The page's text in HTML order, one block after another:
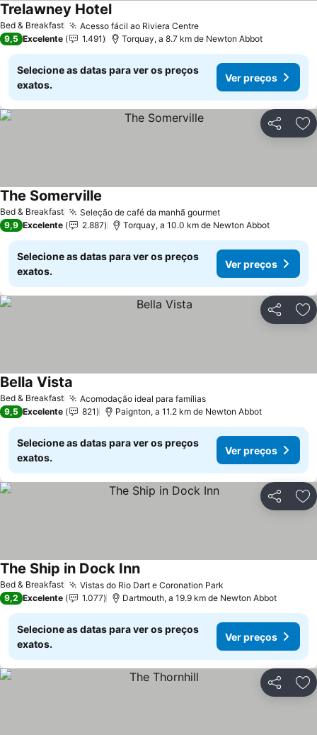
Bed & Breakfast Acesso fácil ao Riviera Centre
Trelawney Hotel
9,5 Excelente 1.491 Torquay, a 8.7 km de Newton Abbot
Selecione as datas para ver os preços
exatos.
Ver preços
Partilhar
Bed & Breakfast Seleção de café da manhã gourmet
The Somerville
9,9 Excelente 2.887 Torquay, a 10.0 km de Newton Abbot
Selecione as datas para ver os preços
exatos.
Ver preços
Partilhar
Bed & Breakfast Acomodação ideal para famílias
Bella Vista
9,5 Excelente 821 Paignton, a 11.2 km de Newton Abbot
Selecione as datas para ver os preços
exatos.
Ver preços
Partilhar
Bed & Breakfast Vistas do Rio Dart e Coronation Park
The Ship in Dock Inn
9,2 Excelente 1.077 Dartmouth, a 19.9 km de Newton Abbot
Selecione as datas para ver os preços
exatos.
Ver preços
Partilhar